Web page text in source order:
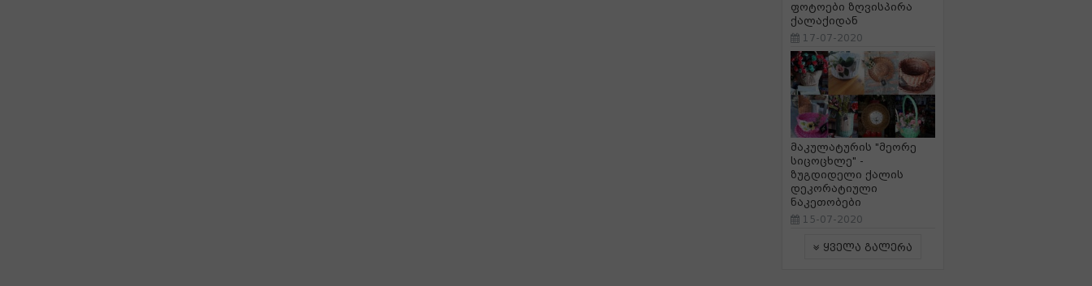
ფოტოები ზღვისპირა
ქალაქიდან
17-07-2020
მაკულატურის "მეორე
სიცოცხლე" -
ზუგდიდელი ქალის
დეკორატიული
ნაკეთობები
15-07-2020
ყველა გალერა